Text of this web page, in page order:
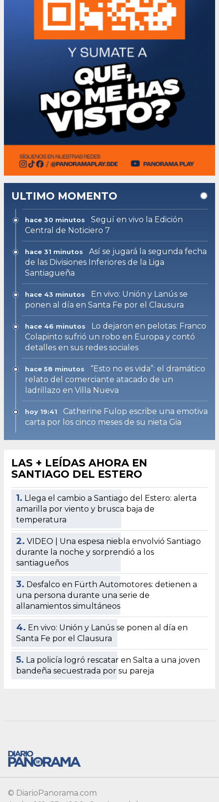
ULTIMO MOMENTO
hace 30 minutos
Seguí en vivo la Edición
Central de Noticiero 7
hace 31 minutos
Así se jugará la segunda fecha
de las Divisiones Inferiores de la Liga
Santiagueña
hace 43 minutos
En vivo: Unión y Lanús se
ponen al día en Santa Fe por el Clausura
hace 46 minutos
Lo dejaron en pelotas: Franco
Colapinto sufrió un robo en Europa y contó
detalles en sus redes sociales
hace 58 minutos
“Esto no es vida”: el dramático
relato del comerciante atacado de un
ladrillazo en Villa Nueva
hoy 19:41
Catherine Fulop escribe una emotiva
carta por los cinco meses de su nieta Gia
LAS + LEÍDAS AHORA EN
SANTIAGO DEL ESTERO
1. Llega el cambio a Santiago del Estero: alerta
amarilla por viento y brusca baja de
temperatura
2. VIDEO | Una espesa niebla envolvió Santiago
durante la noche y sorprendió a los
santiagueños
3. Desfalco en Fürth Automotores: detienen a
una persona durante una serie de
allanamientos simultáneos
4. En vivo: Unión y Lanús se ponen al día en
Santa Fe por el Clausura
5. La policía logró rescatar en Salta a una joven
bandeña secuestrada por su pareja
© DiarioPanorama.com